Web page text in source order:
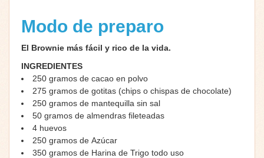
Modo de preparo
El Brownie más fácil y rico de la vida.
INGREDIENTES
250 gramos de cacao en polvo
275 gramos de gotitas (chips o chispas de chocolate)
250 gramos de mantequilla sin sal
50 gramos de almendras fileteadas
4 huevos
250 gramos de Azúcar
350 gramos de Harina de Trigo todo uso